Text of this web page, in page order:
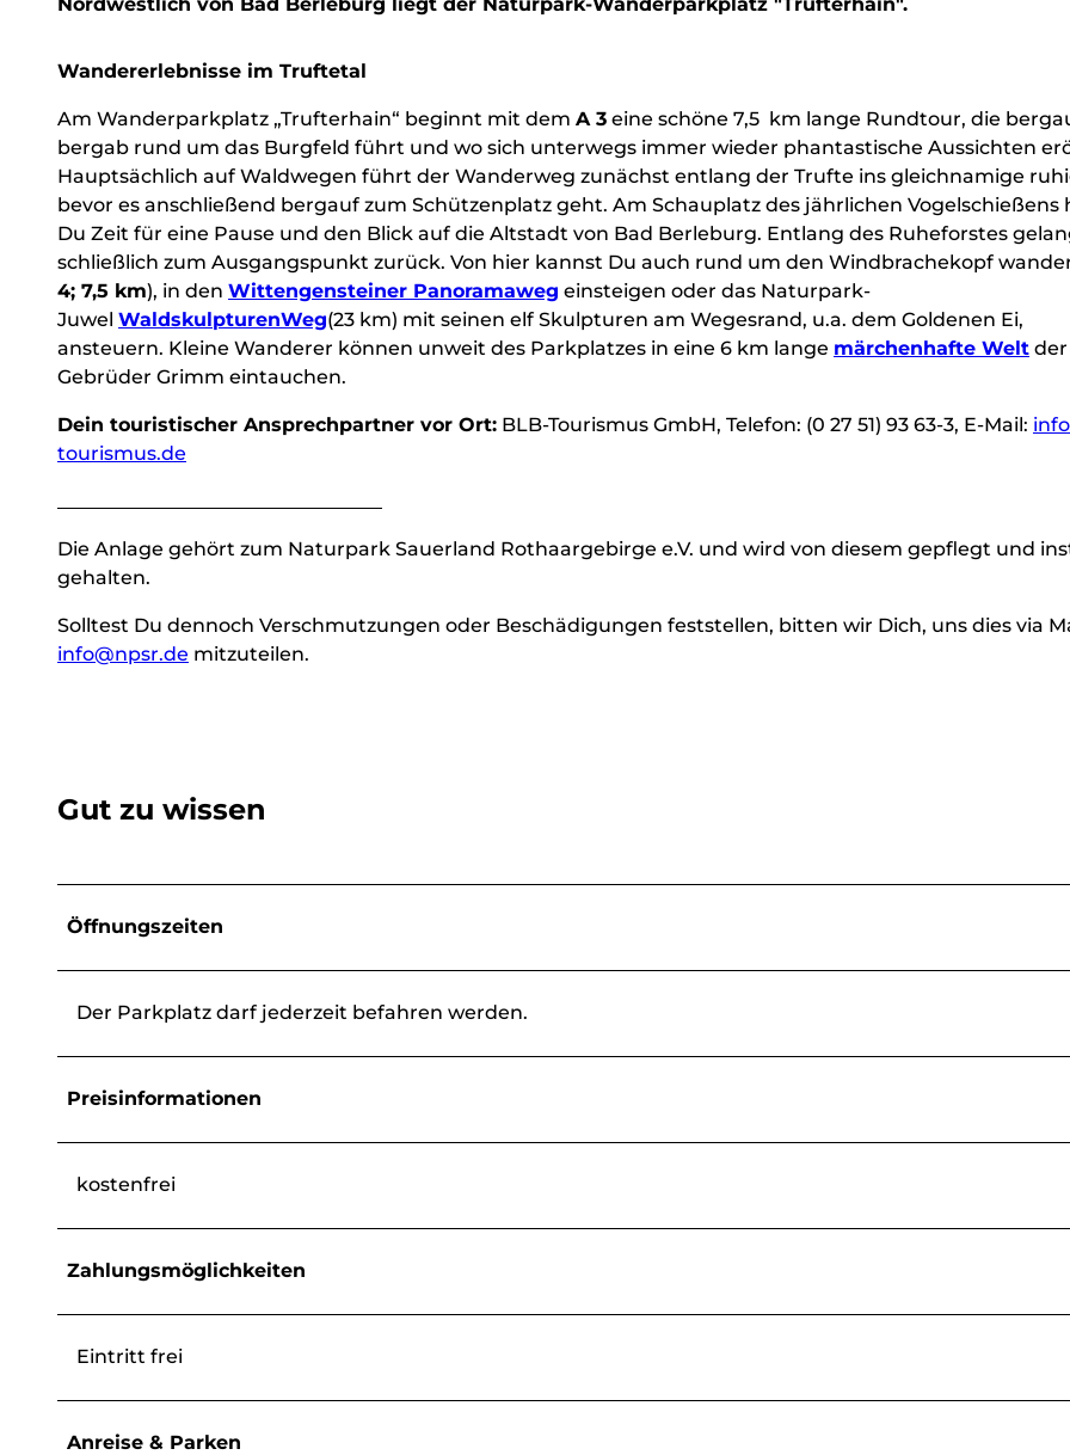
Wandererlebnisse im Truftetal
Am Wanderparkplatz „Trufterhain“ beginnt mit dem A 3 eine schöne 7,5 km lange Rundtour, die
bergab rund um das Burgfeld führt und wo sich unterwegs immer wieder phantastische Aussichten
Hauptsächlich auf Waldwegen führt der Wanderweg zunächst entlang der Trufte ins gleichnamige
bevor es anschließend bergauf zum Schützenplatz geht. Am Schauplatz des jährlichen Vogelschießens
Du Zeit für eine Pause und den Blick auf die Altstadt von Bad Berleburg. Entlang des Ruheforstes
schließlich zum Ausgangspunkt zurück. Von hier kannst Du auch rund um den Windbrachekopf
4; 7,5 km), in den Wittengensteiner Panoramaweg einsteigen oder das Naturpark-
Juwel WaldskulpturenWeg(23 km) mit seinen elf Skulpturen am Wegesrand, u.a. dem Goldenen Ei,
ansteuern. Kleine Wanderer können unweit des Parkplatzes in eine 6 km lange märchenhafte Welt der
Gebrüder Grimm eintauchen.
Dein touristischer Ansprechpartner vor Ort: BLB-Tourismus GmbH, Telefon: (0 27 51) 93 63-3, E-Mail:
tourismus.de
Die Anlage gehört zum Naturpark Sauerland Rothaargebirge e.V. und wird von diesem gepflegt und
gehalten.
Solltest Du dennoch Verschmutzungen oder Beschädigungen feststellen, bitten wir Dich, uns dies via
info@npsr.de mitzuteilen.
Gut zu wissen
Öffnungszeiten
Der Parkplatz darf jederzeit befahren werden.
Preisinformationen
kostenfrei
Zahlungsmöglichkeiten
Eintritt frei
Anreise & Parken